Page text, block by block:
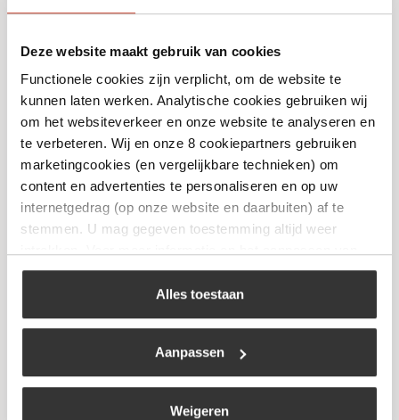
Deze website maakt gebruik van cookies
Functionele cookies zijn verplicht, om de website te
kunnen laten werken. Analytische cookies gebruiken wij
om het websiteverkeer en onze website te analyseren en
te verbeteren. Wij en onze 8 cookiepartners gebruiken
marketingcookies (en vergelijkbare technieken) om
content en advertenties te personaliseren en op uw
internetgedrag (op onze website en daarbuiten) af te
stemmen. U mag gegeven toestemming altijd weer
uw keuze op onze website verwijzen wij u naar ons
Alles toestaan
Aanpassen
Weigeren
Olive Forged Santoku 14 cm
€56,50
Bekijk